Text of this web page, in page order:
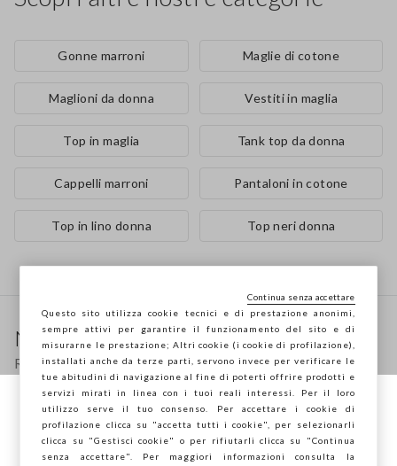
Gonne marroni Maglie di cotone
Maglioni da donna Vestiti in maglia
Top in maglia Tank top da donna
Cappelli marroni Pantaloni in cotone
Top in lino donna Top neri donna
Newsletter
Ricevi informazioni su nuovi drop, collezioni e
promozioni. Per te -10% di sconto.
FOOTER.NEWSLETTER.SUBSCRIBE
Stai navigando su STEFANEL Italia, vuoi
salvare la tua posizione?
Questo sito utilizza cookie tecnici e di prestazione anonimi,
sempre attivi per garantire il funzionamento del sito e di
misurarne le prestazione; Altri cookie (i cookie di profilazione),
installati anche da terze parti, servono invece per verificare le
tue abitudini di navigazione al fine di poterti offrire prodotti e
servizi mirati in linea con i tuoi reali interessi. Per il loro
utilizzo serve il tuo consenso. Per accettare i cookie di
profilazione clicca su "accetta tutti i cookie", per selezionarli
clicca su "Gestisci cookie" o per rifiutarli clicca su "Continua
senza accettare". Per maggiori informazioni consulta la
Continua senza accettare